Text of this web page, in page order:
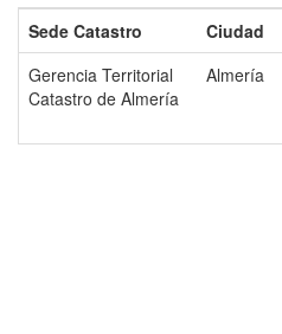
Sede Catastro Ciudad
Gerencia Territorial
Catastro de Almería
Almería